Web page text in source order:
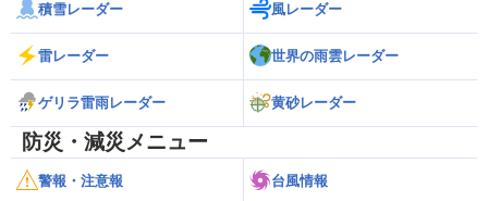
積雪レーダー 風レーダー
雷レーダー 世界の雨雲レーダー
ゲリラ雷雨レーダー 黄砂レーダー
防災・減災メニュー
警報・注意報 台風情報